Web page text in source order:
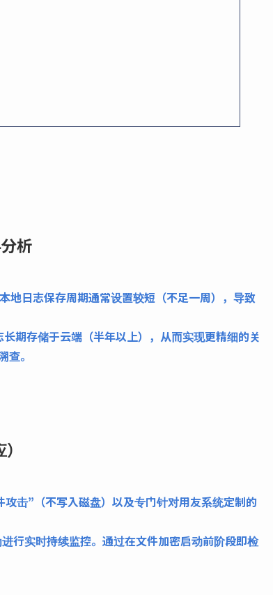
析
地日志保存周期通常设置较短（不足一周），导致
长期存储于云端（半年以上），从而实现更精细的关
。
击”（不写入磁盘）以及专门针对用友系统定制的
行实时持续监控。通过在文件加密启动前阶段即检